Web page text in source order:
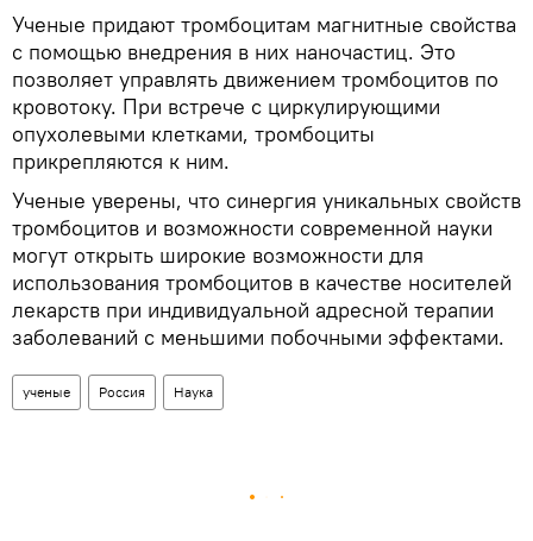
Ученые придают тромбоцитам магнитные свойства
с помощью внедрения в них наночастиц. Это
позволяет управлять движением тромбоцитов по
кровотоку. При встрече с циркулирующими
опухолевыми клетками, тромбоциты
прикрепляютcя к ним.
Ученые уверены, что синергия уникальных свойств
тромбоцитов и возможности современной науки
могут открыть широкие возможности для
использования тромбоцитов в качестве носителей
лекарств при индивидуальной адресной терапии
заболеваний с меньшими побочными эффектами.
ученые Россия Наука